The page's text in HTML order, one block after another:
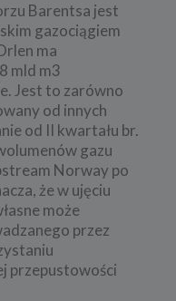
Barentsa jest
gazociągiem
ma
mld m3
Jest to zarówno
od innych
od II kwartału br.
gazu
Norway po
że w ujęciu
może
przez
przepustowości